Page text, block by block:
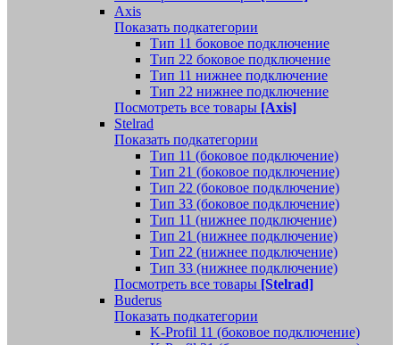
Axis
Показать подкатегории
Тип 11 боковое подключение
Тип 22 боковое подключение
Тип 11 нижнее подключение
Тип 22 нижнее подключение
Посмотреть все товары [Axis]
Stelrad
Показать подкатегории
Tип 11 (боковое подключение)
Тип 21 (боковое подключение)
Тип 22 (боковое подключение)
Тип 33 (боковое подключение)
Тип 11 (нижнее подключение)
Тип 21 (нижнее подключение)
Тип 22 (нижнее подключение)
Тип 33 (нижнее подключение)
Посмотреть все товары [Stelrad]
Buderus
Показать подкатегории
K-Profil 11 (боковое подключение)